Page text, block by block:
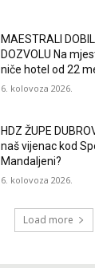
MAESTRALI
DOZVOLU Na
niče hotel od 22
6. kolovoza 2026.
HDZ ŽUPE
naš vijenac kod
Mandaljeni?
6. kolovoza 2026.
Load more